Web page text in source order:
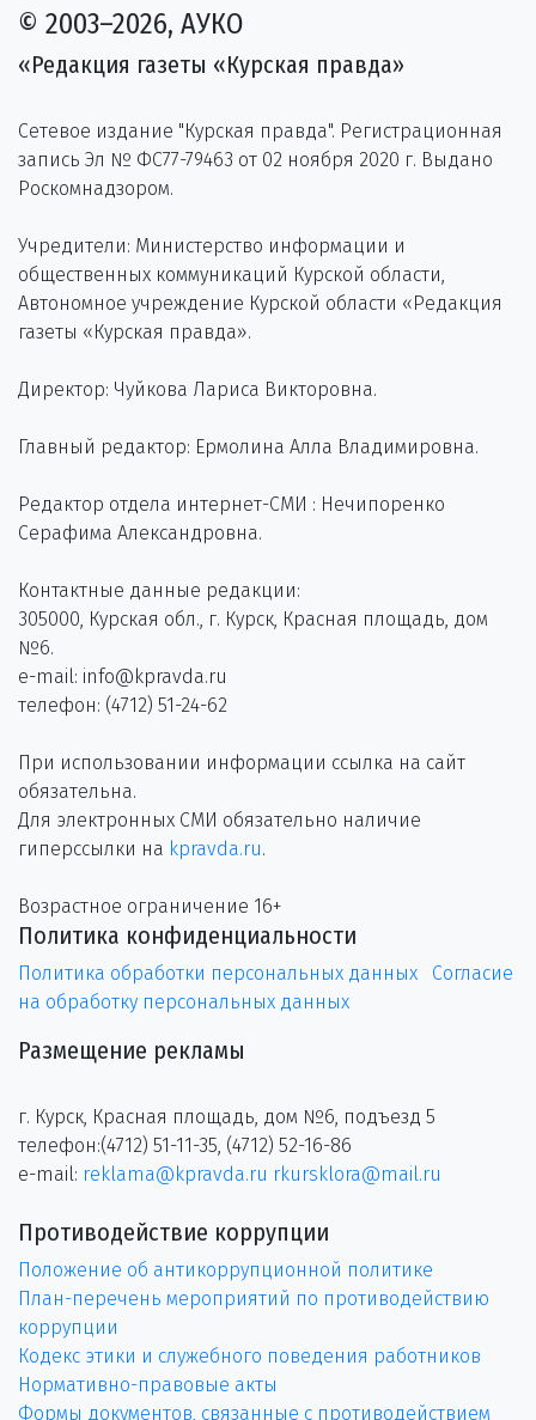
© 2003–2026, АУКО
«Редакция газеты «Курская правда»
Сетевое издание "Курская правда". Регистрационная
запись Эл № ФС77-79463 от 02 ноября 2020 г. Выдано
Роскомнадзором.
Учредители: Министерство информации и
общественных коммуникаций Курской области,
Автономное учреждение Курской области «Редакция
газеты «Курская правда».
Директор: Чуйкова Лариса Викторовна.
Главный редактор: Ермолина Алла Владимировна.
Редактор отдела интернет-СМИ : Нечипоренко
Серафима Александровна.
Контактные данные редакции:
305000, Курская обл., г. Курск, Красная площадь, дом
№6.
e-mail: info@kpravda.ru
телефон: (4712) 51-24-62
При использовании информации ссылка на сайт
обязательна.
Для электронных СМИ обязательно наличие
гиперссылки на kpravda.ru.
Возрастное ограничение 16+
Политика конфиденциальности
Политика обработки персональных данных
Согласие
на обработку персональных данных
Размещение рекламы
г. Курск, Красная площадь, дом №6, подъезд 5
телефон:(4712) 51-11-35, (4712) 52-16-86
e-mail: reklama@kpravda.ru rkursklora@mail.ru
Противодействие коррупции
Положение об антикоррупционной политике
План-перечень мероприятий по противодействию
коррупции
Кодекс этики и служебного поведения работников
Нормативно-правовые акты
Формы документов, связанные с противодействием